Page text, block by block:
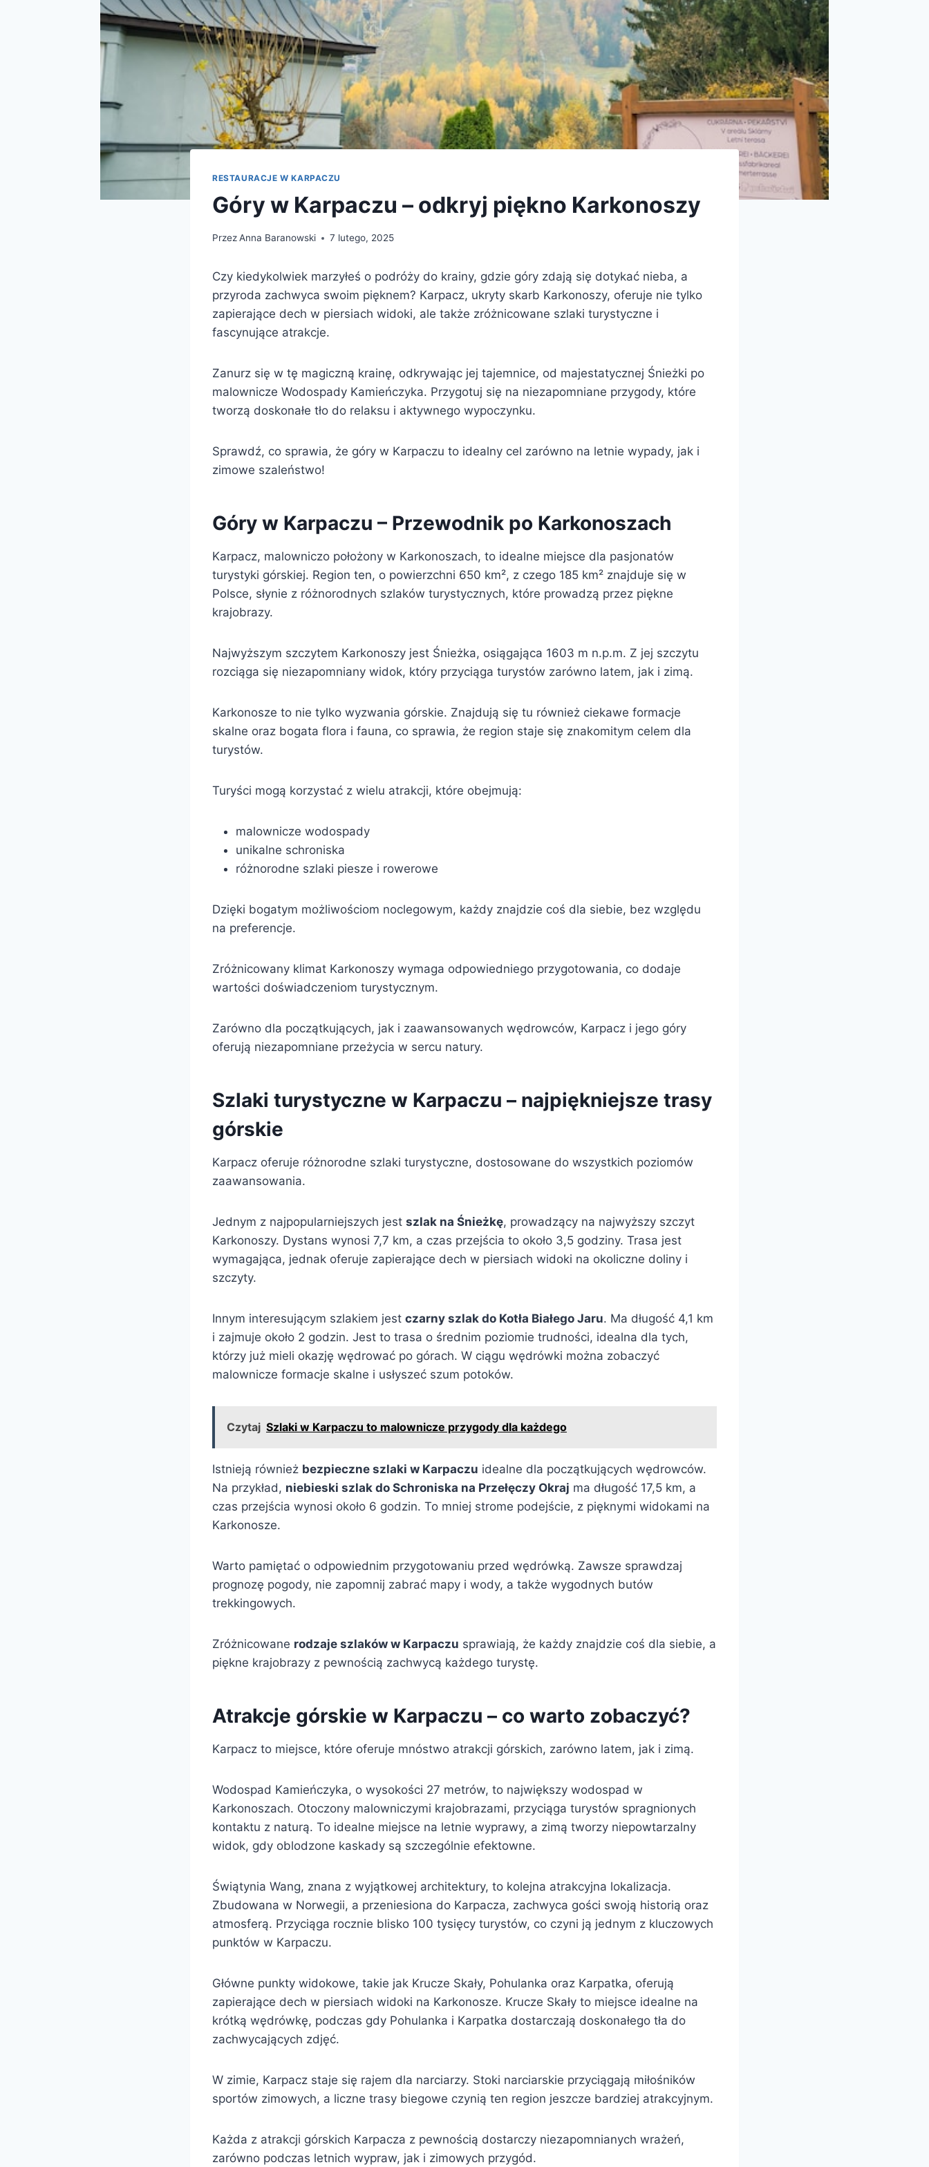
RESTAURACJE W KARPACZU
Góry w Karpaczu – odkryj piękno Karkonoszy
PrzezAnna Baranowski 7 lutego, 2025
Czy kiedykolwiek marzyłeś o podróży do krainy, gdzie góry zdają się dotykać nieba, a
przyroda zachwyca swoim pięknem? Karpacz, ukryty skarb Karkonoszy, oferuje nie tylko
zapierające dech w piersiach widoki, ale także zróżnicowane szlaki turystyczne i
fascynujące atrakcje.
Zanurz się w tę magiczną krainę, odkrywając jej tajemnice, od majestatycznej Śnieżki po
malownicze Wodospady Kamieńczyka. Przygotuj się na niezapomniane przygody, które
tworzą doskonałe tło do relaksu i aktywnego wypoczynku.
Sprawdź, co sprawia, że góry w Karpaczu to idealny cel zarówno na letnie wypady, jak i
zimowe szaleństwo!
Góry w Karpaczu – Przewodnik po Karkonoszach
Karpacz, malowniczo położony w Karkonoszach, to idealne miejsce dla pasjonatów
turystyki górskiej. Region ten, o powierzchni 650 km², z czego 185 km² znajduje się w
Polsce, słynie z różnorodnych szlaków turystycznych, które prowadzą przez piękne
krajobrazy.
Najwyższym szczytem Karkonoszy jest Śnieżka, osiągająca 1603 m n.p.m. Z jej szczytu
rozciąga się niezapomniany widok, który przyciąga turystów zarówno latem, jak i zimą.
Karkonosze to nie tylko wyzwania górskie. Znajdują się tu również ciekawe formacje
skalne oraz bogata flora i fauna, co sprawia, że region staje się znakomitym celem dla
turystów.
Turyści mogą korzystać z wielu atrakcji, które obejmują:
malownicze wodospady
unikalne schroniska
różnorodne szlaki piesze i rowerowe
Dzięki bogatym możliwościom noclegowym, każdy znajdzie coś dla siebie, bez względu
na preferencje.
Zróżnicowany klimat Karkonoszy wymaga odpowiedniego przygotowania, co dodaje
wartości doświadczeniom turystycznym.
Zarówno dla początkujących, jak i zaawansowanych wędrowców, Karpacz i jego góry
oferują niezapomniane przeżycia w sercu natury.
Szlaki turystyczne w Karpaczu – najpiękniejsze trasy
górskie
Karpacz oferuje różnorodne szlaki turystyczne, dostosowane do wszystkich poziomów
zaawansowania.
Jednym z najpopularniejszych jest szlak na Śnieżkę, prowadzący na najwyższy szczyt
Karkonoszy. Dystans wynosi 7,7 km, a czas przejścia to około 3,5 godziny. Trasa jest
wymagająca, jednak oferuje zapierające dech w piersiach widoki na okoliczne doliny i
szczyty.
Innym interesującym szlakiem jest czarny szlak do Kotła Białego Jaru. Ma długość 4,1 km
i zajmuje około 2 godzin. Jest to trasa o średnim poziomie trudności, idealna dla tych,
którzy już mieli okazję wędrować po górach. W ciągu wędrówki można zobaczyć
malownicze formacje skalne i usłyszeć szum potoków.
Czytaj Szlaki w Karpaczu to malownicze przygody dla każdego
Istnieją również bezpieczne szlaki w Karpaczu idealne dla początkujących wędrowców.
Na przykład, niebieski szlak do Schroniska na Przełęczy Okraj ma długość 17,5 km, a
czas przejścia wynosi około 6 godzin. To mniej strome podejście, z pięknymi widokami na
Karkonosze.
Warto pamiętać o odpowiednim przygotowaniu przed wędrówką. Zawsze sprawdzaj
prognozę pogody, nie zapomnij zabrać mapy i wody, a także wygodnych butów
trekkingowych.
Zróżnicowane rodzaje szlaków w Karpaczu sprawiają, że każdy znajdzie coś dla siebie, a
piękne krajobrazy z pewnością zachwycą każdego turystę.
Atrakcje górskie w Karpaczu – co warto zobaczyć?
Karpacz to miejsce, które oferuje mnóstwo atrakcji górskich, zarówno latem, jak i zimą.
Wodospad Kamieńczyka, o wysokości 27 metrów, to największy wodospad w
Karkonoszach. Otoczony malowniczymi krajobrazami, przyciąga turystów spragnionych
kontaktu z naturą. To idealne miejsce na letnie wyprawy, a zimą tworzy niepowtarzalny
widok, gdy oblodzone kaskady są szczególnie efektowne.
Świątynia Wang, znana z wyjątkowej architektury, to kolejna atrakcyjna lokalizacja.
Zbudowana w Norwegii, a przeniesiona do Karpacza, zachwyca gości swoją historią oraz
atmosferą. Przyciąga rocznie blisko 100 tysięcy turystów, co czyni ją jednym z kluczowych
punktów w Karpaczu.
Główne punkty widokowe, takie jak Krucze Skały, Pohulanka oraz Karpatka, oferują
zapierające dech w piersiach widoki na Karkonosze. Krucze Skały to miejsce idealne na
krótką wędrówkę, podczas gdy Pohulanka i Karpatka dostarczają doskonałego tła do
zachwycających zdjęć.
W zimie, Karpacz staje się rajem dla narciarzy. Stoki narciarskie przyciągają miłośników
sportów zimowych, a liczne trasy biegowe czynią ten region jeszcze bardziej atrakcyjnym.
Każda z atrakcji górskich Karpacza z pewnością dostarczy niezapomnianych wrażeń,
zarówno podczas letnich wypraw, jak i zimowych przygód.